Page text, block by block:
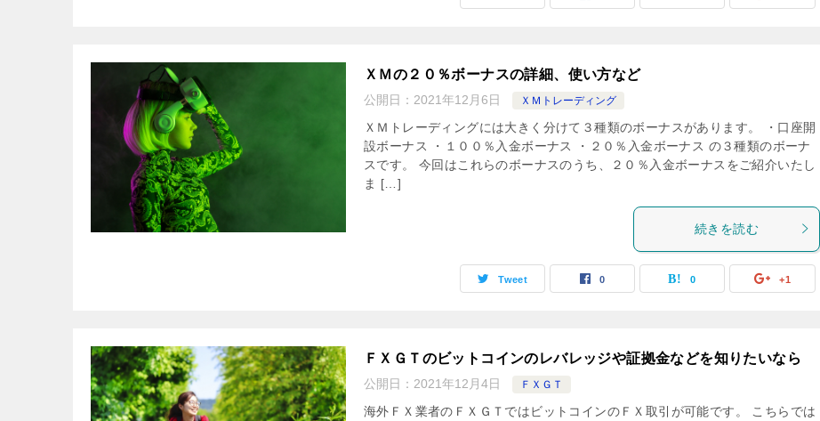
ＸＭの２０％ボーナスの詳細、使い方など
公開日： 2021年12月6日 ＸＭトレーディング
ＸＭトレーディングには大きく分けて３種類のボーナスがあります。 ・口座開
設ボーナス ・１００％入金ボーナス ・２０％入金ボーナス の３種類のボーナ
スです。 今回はこれらのボーナスのうち、２０％入金ボーナスをご紹介いたし
ま […]
続きを読む
Tweet 0 0 +1
ＦＸＧＴのビットコインのレバレッジや証拠金などを知りたいなら
公開日： 2021年12月4日 ＦＸＧＴ
海外ＦＸ業者のＦＸＧＴではビットコインのＦＸ取引が可能です。 こちらでは